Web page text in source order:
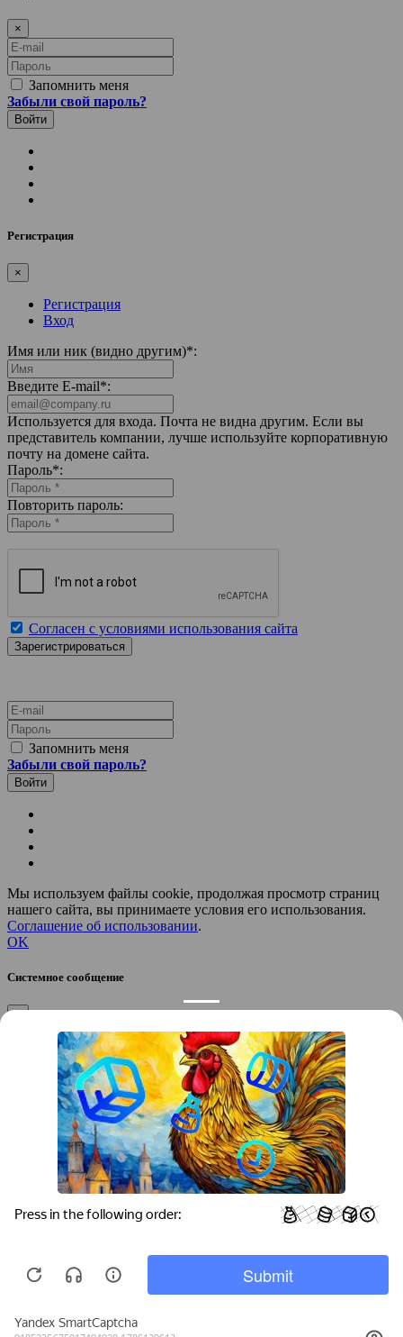
×
E-mail
Пароль
Запомнить меня
Забыли свой пароль?
Регистрация
×
Регистрация
Вход
Имя или ник (видно другим)*:
Введите E-mail*:
Используется для входа. Почта не видна другим. Если вы
представитель компании, лучше используйте корпоративную
почту на домене сайта.
Пароль*:
Повторить пароль:
Согласен с условиями использования сайта
E-mail
Пароль
Запомнить меня
Забыли свой пароль?
Мы используем файлы cookie, продолжая просмотр страниц
нашего сайта, вы принимаете условия его использования.
Соглашение об использовании.
OK
Системное сообщение
×
Закрыть
Подтверждение компании
Если вы директор, руководитель или официальный
представитель компании “”, вы можете привязать компанию к
своему аккаунту, чтобы получать уведомления и
редактировать контакты.
Вы желаете привязать эту компанию к своему аккаунту?
Укажите город, который требуется найти: